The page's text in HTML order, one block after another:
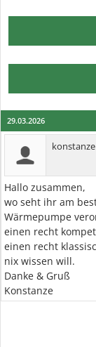
29.03.2026
konstanze
Hallo zusammen,
wo seht ihr am
Wärmepumpe
einen recht
einen recht
nix wissen will.
Danke & Gruß
Konstanze